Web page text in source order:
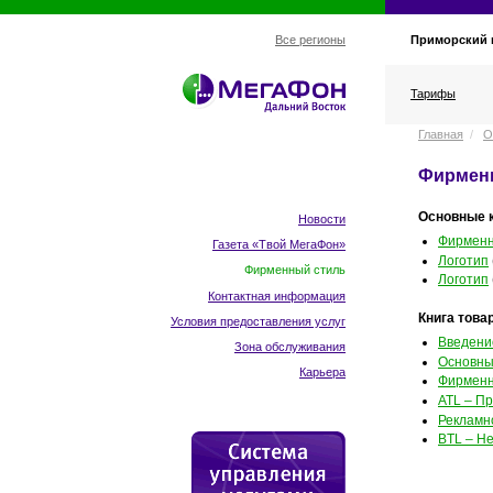
Все регионы Приморский
Тарифы
Новости
Газета «Твой МегаФон»
Фирменный стиль
Контактная информация
Условия предоставления услуг
Зона обслуживания
Карьера
Главная / О
Основные
Логотип
Логотип
Книга
ATL –
BTL –